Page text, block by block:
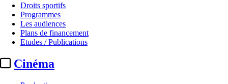
Droits sportifs
Programmes
Les audiences
Plans de financement
Etudes / Publications
Cinéma